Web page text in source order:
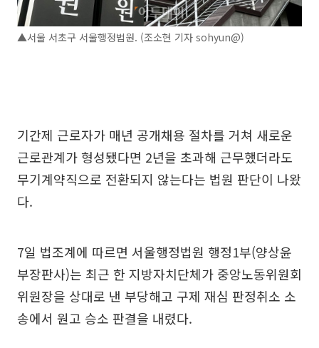
▲서울 서초구 서울행정법원. (조소현 기자 sohyun@)
기간제 근로자가 매년 공개채용 절차를 거쳐 새로운
근로관계가 형성됐다면 2년을 초과해 근무했더라도
무기계약직으로 전환되지 않는다는 법원 판단이 나왔
다.
7일 법조계에 따르면 서울행정법원 행정1부(양상윤
부장판사)는 최근 한 지방자치단체가 중앙노동위원회
위원장을 상대로 낸 부당해고 구제 재심 판정취소 소
송에서 원고 승소 판결을 내렸다.